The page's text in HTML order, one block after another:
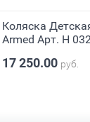
Коляска
Armed Арт. H
17 250.00 руб.